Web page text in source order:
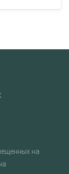
на